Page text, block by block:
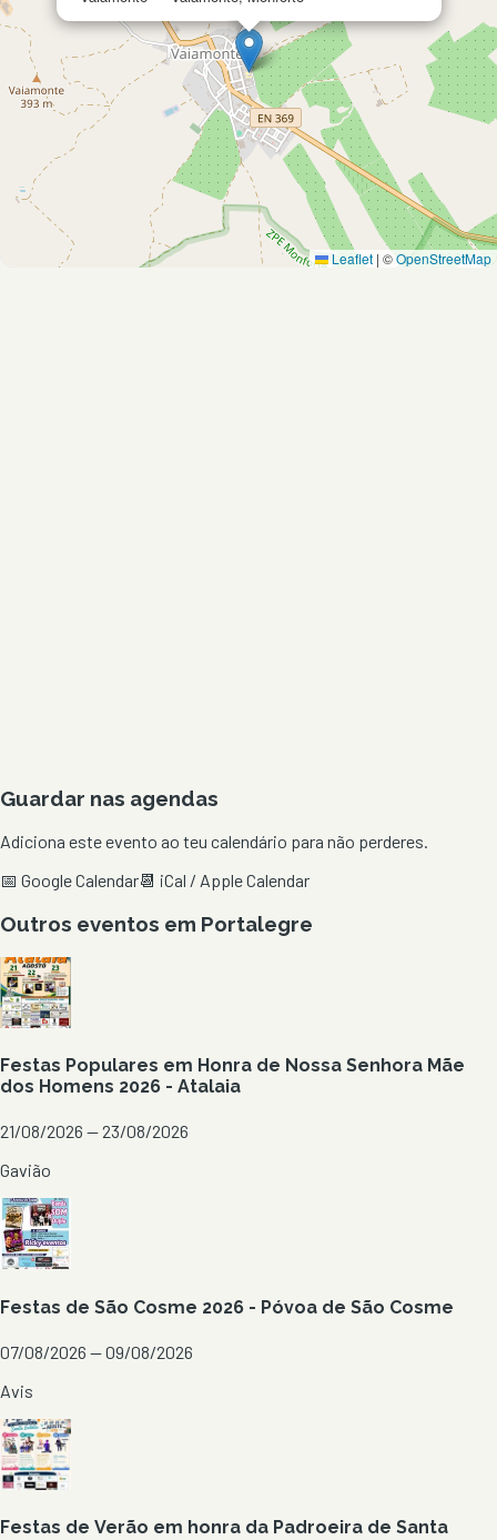
Leaflet | ©OpenStreetMap
Guardar nas agendas
Adiciona este evento ao teu calendário para não perderes.
📅 Google Calendar📆 iCal / Apple Calendar
Outros eventos em Portalegre
Festas Populares em Honra de Nossa Senhora Mãe
dos Homens 2026 - Atalaia
21/08/2026 — 23/08/2026
Gavião
Festas de São Cosme 2026 - Póvoa de São Cosme
07/08/2026 — 09/08/2026
Avis
Festas de Verão em honra da Padroeira de Santa